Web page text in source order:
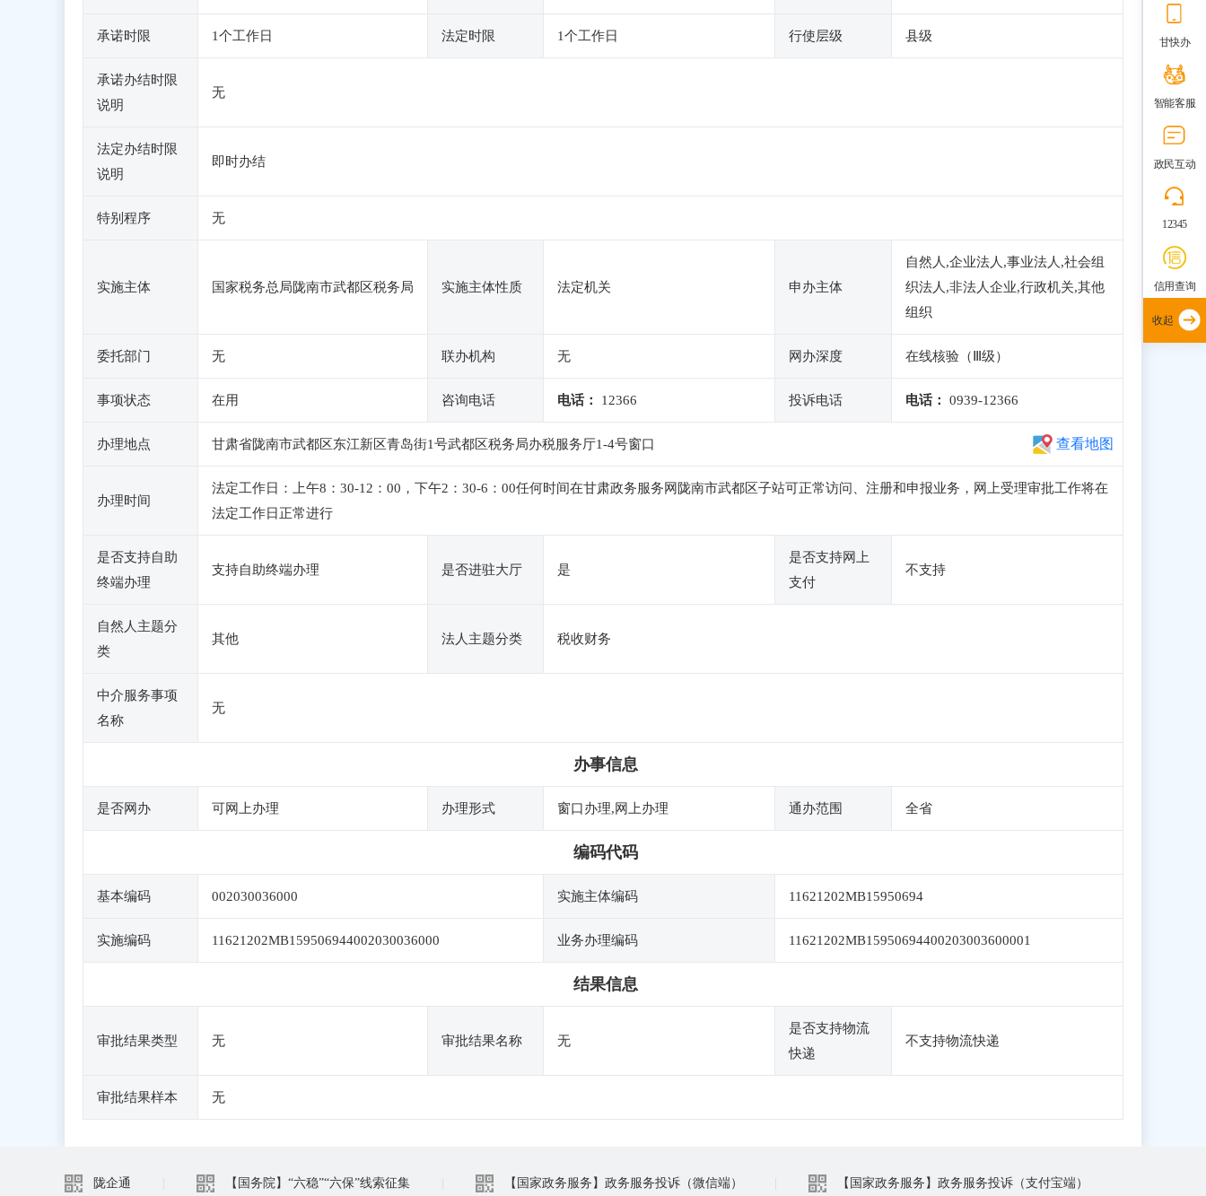
承诺时限 1个工作日 法定时限 1个工作日 行使层级 县级
承诺办结时限
说明
无
法定办结时限
说明
即时办结
特别程序 无
实施主体 国家税务总局陇南市武都区税务局 实施主体性质 法定机关 申办主体
自然人,企业法人,事业法人,社会组
织法人,非法人企业,行政机关,其他
组织
委托部门 无 联办机构 无 网办深度 在线核验（Ⅲ级）
事项状态 在用 咨询电话 电话： 12366 投诉电话 电话： 0939-12366
办理地点 甘肃省陇南市武都区东江新区青岛街1号武都区税务局办税服务厅1-4号窗口 查看地图
办理时间
法定工作日：上午8：30-12：00，下午2：30-6：00任何时间在甘肃政务服务网陇南市武都区子站可正常访问、注册和申报业务，网上受理审批工作将在
法定工作日正常进行
是否支持自助
终端办理
支持自助终端办理 是否进驻大厅 是
是否支持网上
支付
不支持
自然人主题分
类
其他 法人主题分类 税收财务
中介服务事项
名称
无
办事信息
是否网办 可网上办理 办理形式 窗口办理,网上办理 通办范围 全省
编码代码
基本编码 002030036000 实施主体编码 11621202MB15950694
实施编码 11621202MB159506944002030036000 业务办理编码 11621202MB15950694400203003600001
结果信息
审批结果类型 无 审批结果名称 无
是否支持物流
快递
不支持物流快递
审批结果样本 无
陇企通 【国务院】“六稳”“六保”线索征集 【国家政务服务】政务服务投诉（微信端） 【国家政务服务】政务服务投诉（支付宝端）
甘快办
智能客服
政民互动
12345
信用查询
收起